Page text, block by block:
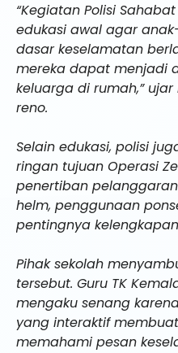
“Kegiatan Polisi
edukasi awal agar
dasar keselamatan
mereka dapat menjadi
keluarga di rumah,”
reno.
Selain edukasi, polisi
ringan tujuan Operasi
penertiban
helm, penggunaan
pentingnya
Pihak sekolah
tersebut. Guru TK
mengaku senang
yang interaktif
memahami pesan